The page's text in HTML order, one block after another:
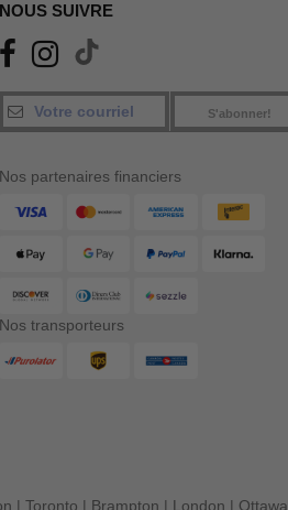
NOUS SUIVRE
S'abonner!
Nos partenaires financiers
Nos transporteurs
| Toronto | Brampton | London | Ottawa